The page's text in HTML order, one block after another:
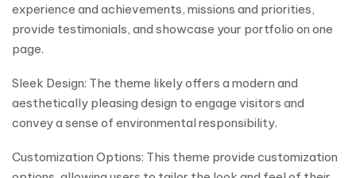
experience and achievements, missions and priorities,
provide testimonials, and showcase your portfolio on one
page.
Sleek Design: The theme likely offers a modern and
aesthetically pleasing design to engage visitors and
convey a sense of environmental responsibility.
Customization Options: This theme provide customization